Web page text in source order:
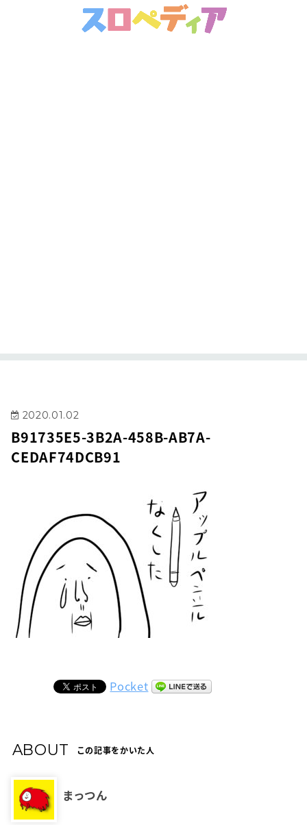
2020.01.02
B91735E5-3B2A-458B-AB7A-
CEDAF74DCB91
Pocket
ABOUT この記事をかいた人
まっつん